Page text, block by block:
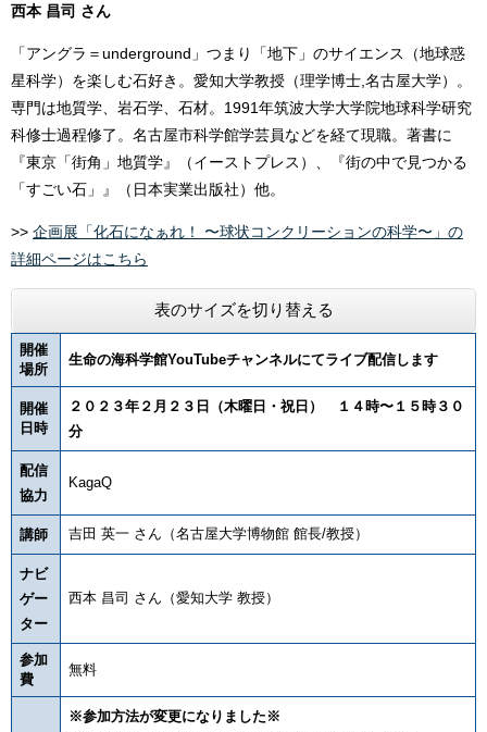
西本 昌司 さん
「アングラ＝underground」つまり「地下」のサイエンス（地球惑
星科学）を楽しむ石好き。愛知大学教授（理学博士,名古屋大学）。
専門は地質学、岩石学、石材。1991年筑波大学大学院地球科学研究
科修士過程修了。名古屋市科学館学芸員などを経て現職。著書に
『東京「街角」地質学』（イーストプレス）、『街の中で見つかる
「すごい石」』（日本実業出版社）他。
>> 企画展「化石になぁれ！ 〜球状コンクリーションの科学〜」の
詳細ページはこちら
表のサイズを切り替える
開催
場所
生命の海科学館YouTubeチャンネルにてライブ配信します
開催
日時
２０２３年２月２３日（木曜日・祝日） １４時〜１５時３０
分
配信
協力
KagaQ
講師 吉田 英一 さん（名古屋大学博物館 館長/教授）
ナビ
ゲー
ター
西本 昌司 さん（愛知大学 教授）
参加
費
無料
※参加方法が変更になりました※